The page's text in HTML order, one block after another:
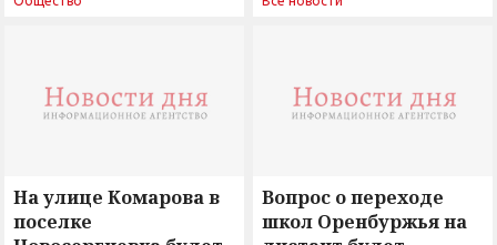
На улице Комарова в
поселке
Вопрос о переходе
школ Оренбуржья на